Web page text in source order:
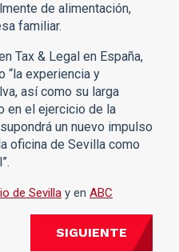
de alimentación,
familiar.
Tax & Legal en España,
“la experiencia y
así como su larga
en el ejercicio de la
un nuevo impulso
oficina de Sevilla como
de Sevilla y en ABC
SIGUIENTE